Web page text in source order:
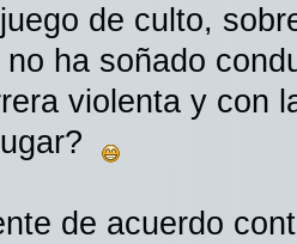
de culto,
ha soñado
violenta y con
de acuerdo